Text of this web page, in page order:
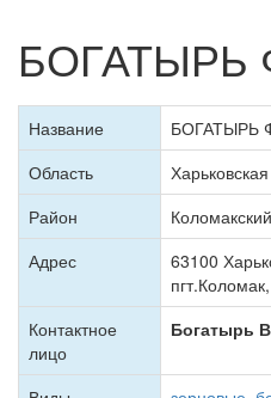
БОГАТЫРЬ
Название
БОГАТЫРЬ
Область
Харьковская
Район
Коломакский
Адрес
63100
Контактное
лицо
Богатырь